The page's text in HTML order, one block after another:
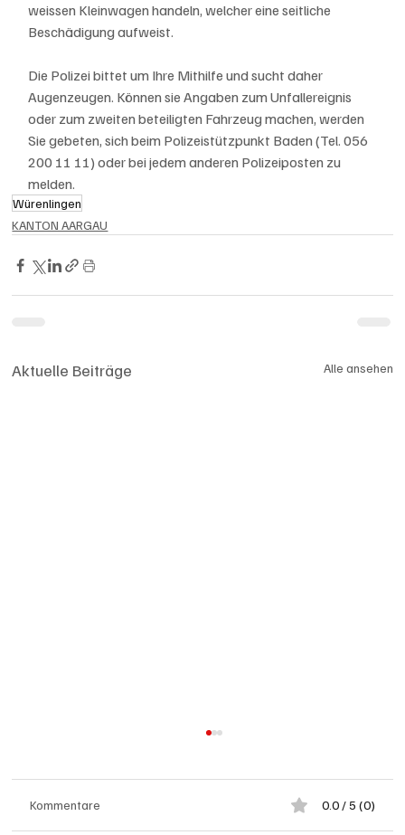
weissen Kleinwagen handeln, welcher eine seitliche
Beschädigung aufweist.
Die Polizei bittet um Ihre Mithilfe und sucht daher
Augenzeugen. Können sie Angaben zum Unfallereignis
oder zum zweiten beteiligten Fahrzeug machen, werden
Sie gebeten, sich beim Polizeistützpunkt Baden (Tel. 056
200 11 11) oder bei jedem anderen Polizeiposten zu
melden.
Würenlingen
KANTON AARGAU
Aktuelle Beiträge Alle ansehen
Kommentare 0.0 / 5 (0)